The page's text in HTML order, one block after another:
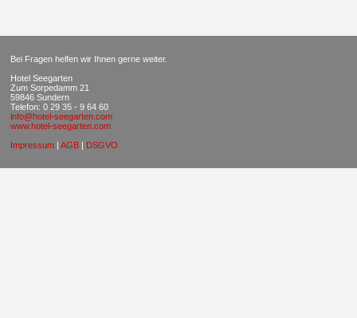
Bei Fragen helfen wir Ihnen gerne weiter.
Hotel Seegarten
Zum Sorpedamm 21
59846 Sundern
Telefon: 0 29 35 - 9 64 60
info@hotel-seegarten.com
www.hotel-seegarten.com
Impressum | AGB | DSGVO